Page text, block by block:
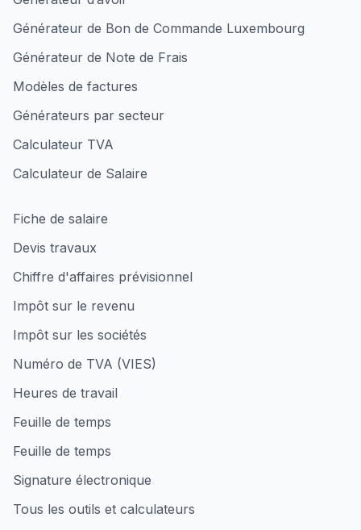
Générateur de Bon de Commande Luxembourg
Générateur de Note de Frais
Modèles de factures
Générateurs par secteur
Calculateur TVA
Calculateur de Salaire
Fiche de salaire
Devis travaux
Chiffre d'affaires prévisionnel
Impôt sur le revenu
Impôt sur les sociétés
Numéro de TVA (VIES)
Heures de travail
Feuille de temps
Feuille de temps
Signature électronique
Tous les outils et calculateurs